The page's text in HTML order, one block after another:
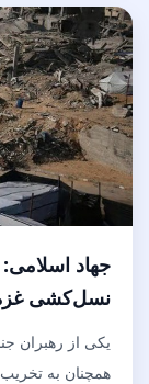
جهاد اسلامی:
نسل‌کشی غزه
یکی از رهبران
همچنان به